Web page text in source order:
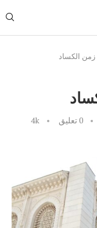
الكساد
0 تعليق
4k